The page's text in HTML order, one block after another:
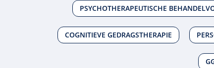
PSYCHOTHERAPEUTISCHE
COGNITIEVE GEDRAGSTHERAPIE